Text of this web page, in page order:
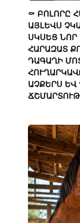
⚰️ ԲՈԼՈՐԸ
ԱՅԼԵՎՍ
ՍԿՍԵՑ ՆՈՐ
ՀԱՐԱԶԱՏ
ԴԱԳԱՂԻ
ԱՉՔԵՐՍ ԵՎ